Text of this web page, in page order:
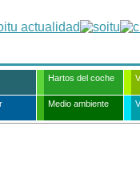
Hartos del coche
Medio ambiente